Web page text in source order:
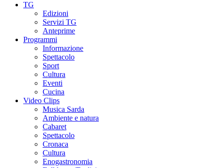
TG
Edizioni
Servizi TG
Anteprime
Programmi
Informazione
Spettacolo
Sport
Cultura
Eventi
Cucina
Video Clips
Musica Sarda
Ambiente e natura
Cabaret
Spettacolo
Cronaca
Cultura
Enogastronomia